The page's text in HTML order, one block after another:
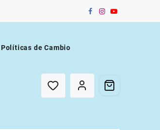
Políticas de Cambio